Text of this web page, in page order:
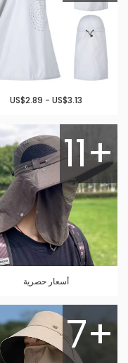
US$2.89 - US$3.13
11+
أسعار حصرية
7+